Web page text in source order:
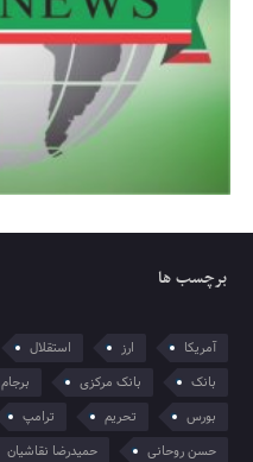
برچسب ها
آمریکا ارز استقلال
بانک
بانک مرکزی برجام
بورس
تحریم ترامپ
حسن روحانی
حمیدرضا نقاشیان